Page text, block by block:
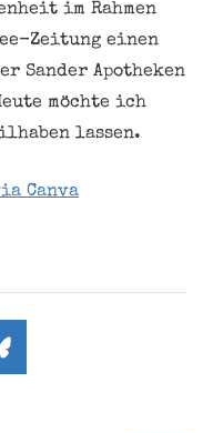
im Rahmen
Zeitung einen
Sander Apotheken
möchte ich
lassen.
Canva